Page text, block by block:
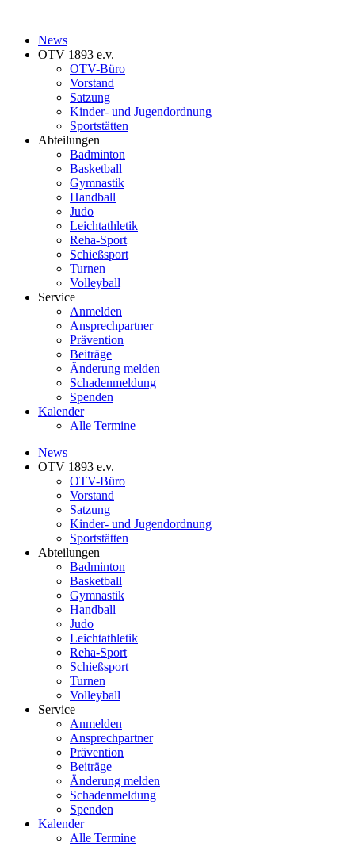
News
OTV 1893 e.v.
OTV-Büro
Vorstand
Satzung
Kinder- und Jugendordnung
Sportstätten
Abteilungen
Badminton
Basketball
Gymnastik
Handball
Judo
Leichtathletik
Reha-Sport
Schießsport
Turnen
Volleyball
Service
Anmelden
Ansprechpartner
Prävention
Beiträge
Änderung melden
Schadenmeldung
Spenden
Kalender
Alle Termine
News
OTV 1893 e.v.
OTV-Büro
Vorstand
Satzung
Kinder- und Jugendordnung
Sportstätten
Abteilungen
Badminton
Basketball
Gymnastik
Handball
Judo
Leichtathletik
Reha-Sport
Schießsport
Turnen
Volleyball
Service
Anmelden
Ansprechpartner
Prävention
Beiträge
Änderung melden
Schadenmeldung
Spenden
Kalender
Alle Termine